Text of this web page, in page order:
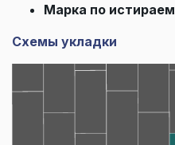
Марка по
Схемы укладки